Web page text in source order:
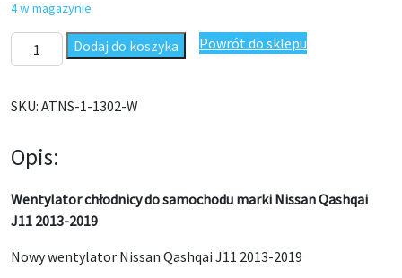
4 w magazynie
ilość Wentylator chłodnicy Nissan Qashqai J11 2013-2019
Dodaj do koszyka Powrót do sklepu
SKU: ATNS-1-1302-W
Opis:
Wentylator chłodnicy do samochodu marki Nissan Qashqai
J11 2013-2019
Nowy wentylator Nissan Qashqai J11 2013-2019